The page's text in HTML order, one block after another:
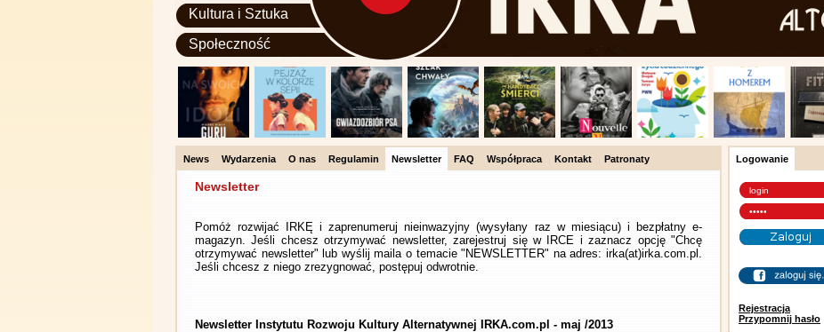
Kultura i Sztuka
Społeczność
News Wydarzenia O nas Regulamin Newsletter FAQ Współpraca Kontakt Patronaty
Newsletter
Pomóż rozwijać IRKĘ i zaprenumeruj nieinwazyjny (wysyłany raz w miesiącu) i bezpłatny e-
magazyn. Jeśli chcesz otrzymywać newsletter, zarejestruj się w IRCE i zaznacz opcję "Chcę
otrzymywać newsletter" lub wyślij maila o temacie "NEWSLETTER" na adres: irka(at)irka.com.pl.
Jeśli chcesz z niego zrezygnować, postępuj odwrotnie.
Newsletter Instytutu Rozwoju Kultury Alternatywnej IRKA.com.pl - maj /2013
Logowanie
Rejestracja
Przypomnij hasło